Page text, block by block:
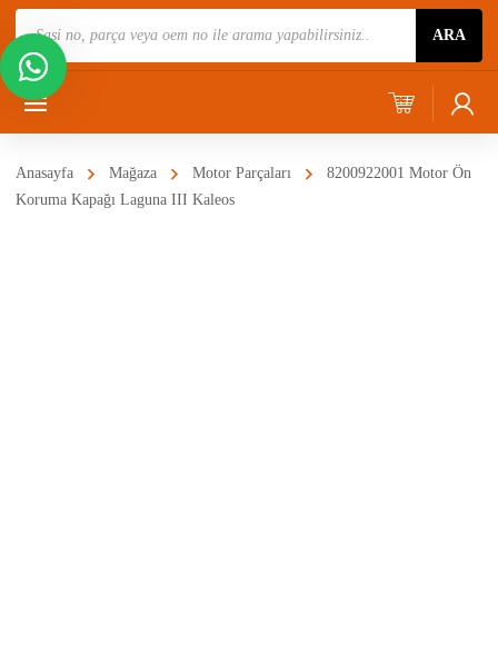
Ara
ARA
Anasayfa Mağaza Motor Parçaları
8200922001 Motor Ön
Koruma Kapağı Laguna III Kaleos